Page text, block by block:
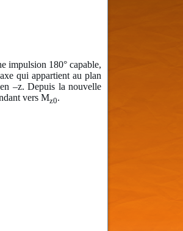
impulsion 180° capable,
qui appartient au plan
–z. Depuis la nouvelle
vers Mz0.